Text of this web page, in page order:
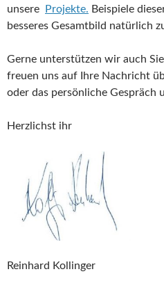
unsere
Projekte. Beispiele
besseres Gesamtbild natürlich
Gerne unterstützen wir auch
freuen uns auf Ihre Nachricht
oder das persönliche Gespräch
Herzlichst ihr
Reinhard Kollinger